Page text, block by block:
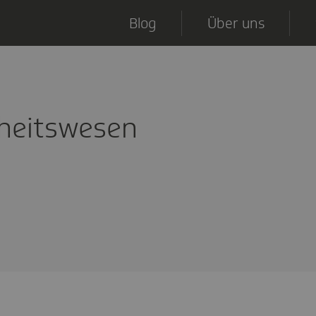
Blog Über uns